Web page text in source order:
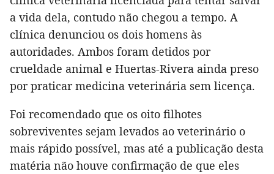
a vida dela, contudo não chegou a tempo. A
clínica denunciou os dois homens às
autoridades. Ambos foram detidos por
crueldade animal e Huertas-Rivera ainda preso
por praticar medicina veterinária sem licença.
Foi recomendado que os oito filhotes
sobreviventes sejam levados ao veterinário o
mais rápido possível, mas até a publicação desta
matéria não houve confirmação de que eles